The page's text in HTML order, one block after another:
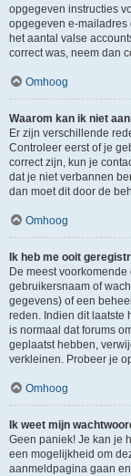
opgegeven instructies
opgegeven e-mailadres
het aantal valse
correct was, neem dan
Omhoog
Waarom kan ik niet
Er zijn verschillende
Controleer eerst of je
correct zijn, kun je
dat je niet verbannen
dan moet dit door de
Omhoog
Ik heb me ooit
De meest
gebruikersnaam of
gegevens) of een
reden. Indien dit laatste
is normaal dat forums
geplaatst hebben,
verkleinen. Probeer je
Omhoog
Ik weet mijn
Geen paniek! Je kan je
een mogelijkheid om
aanmeldpagina gaan